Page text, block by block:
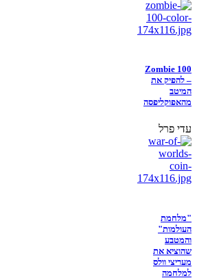
Zombie 100
– להפיק את
המיטב
מהאפוקליפסה
עדי פרל
"מלחמת
העולמות"
והמטבע
שהוציא את
מעריצי וולס
למלחמה